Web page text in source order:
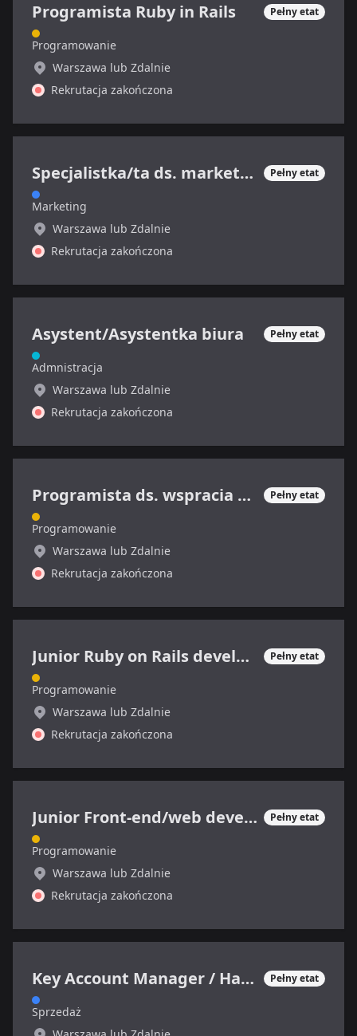
Programista Ruby in Rails Pełny etat
Programowanie
Warszawa lub Zdalnie
Rekrutacja zakończona
Specjalistka/ta ds. marketingu internetowego Pełny etat
Marketing
Warszawa lub Zdalnie
Rekrutacja zakończona
Asystent/Asystentka biura Pełny etat
Admnistracja
Warszawa lub Zdalnie
Rekrutacja zakończona
Programista ds. wspracia technicznego Pełny etat
Programowanie
Warszawa lub Zdalnie
Rekrutacja zakończona
Junior Ruby on Rails developer Pełny etat
Programowanie
Warszawa lub Zdalnie
Rekrutacja zakończona
Junior Front-end/web developer Pełny etat
Programowanie
Warszawa lub Zdalnie
Rekrutacja zakończona
Key Account Manager / Handlowiec IT (ERP i CRM) Pełny etat
Sprzedaż